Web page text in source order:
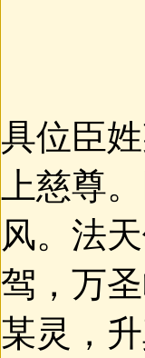
具位臣
上慈尊
风。法
驾，万
某灵，